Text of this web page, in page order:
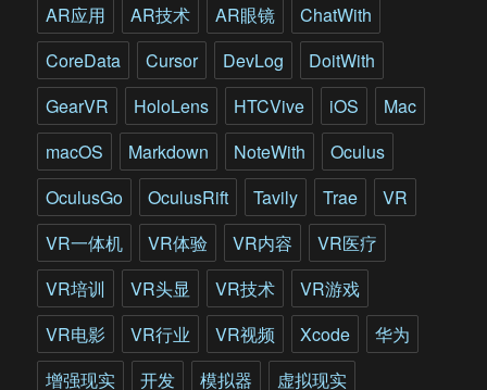
昆：
计
算
机
图
形
学
2.0
时
代
即
将
到
来
AR应用
AR技术 AR眼镜
ChatWith
CoreData
Cursor DevLog
DoitWith
GearVR
HoloLens HTCVive iOS
Mac
macOS
Markdown NoteWith
Oculus
OculusGo
OculusRift Tavily Trae
VR
VR一体机
VR体验 VR内容
VR医疗
VR培训
VR头显 VR技术
VR游戏
VR电影
VR行业 VR视频 Xcode
华为
增强现实
开发 模拟器 虚拟现实